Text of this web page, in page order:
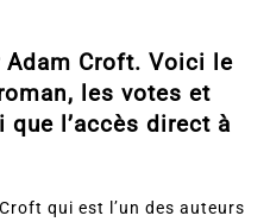
Adam Croft. Voici le
les votes et
l’accès direct à
qui est l’un des auteurs